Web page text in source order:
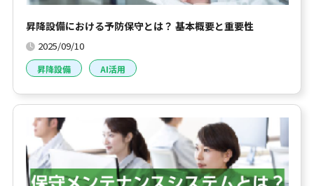
昇降設備における予防保守とは？ 基本概要と重要性
2025/09/10
昇降設備 AI活用